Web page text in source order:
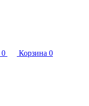
0 Корзина 0